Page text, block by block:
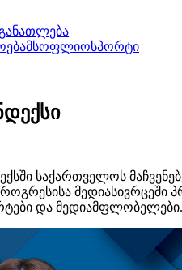
მსოფლიოსპორტი
საქართველოს
და მედიამფლობელები.